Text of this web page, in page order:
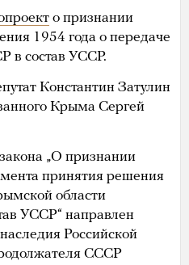
о признании
1954 года о передаче
в состав УССР.
Константин Затулин
Крыма Сергей
„О признании
принятия решения
области
УССР“ направлен
Российской
СССР